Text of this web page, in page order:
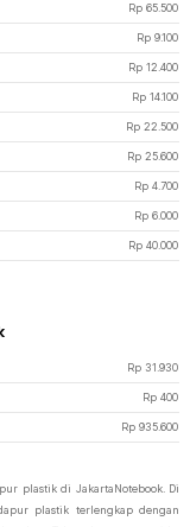
Rp 65.500
Rp 9.100
Rp 12.400
Rp 14.100
Rp 22.500
Rp 25.600
Rp 4.700
Rp 6.000
Rp 40.000
Rp 31.930
Rp 400
Rp 935.600
plastik di JakartaNotebook. Di
plastik terlengkap dengan